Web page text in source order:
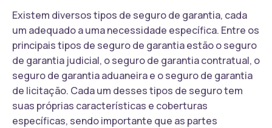
Existem diversos tipos de seguro de garantia, cada
um adequado a uma necessidade específica. Entre os
principais tipos de seguro de garantia estão o seguro
de garantia judicial, o seguro de garantia contratual, o
seguro de garantia aduaneira e o seguro de garantia
de licitação. Cada um desses tipos de seguro tem
suas próprias características e coberturas
específicas, sendo importante que as partes